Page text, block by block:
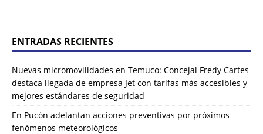
ENTRADAS RECIENTES
Nuevas micromovilidades en Temuco: Concejal Fredy Cartes
destaca llegada de empresa Jet con tarifas más accesibles y
mejores estándares de seguridad
En Pucón adelantan acciones preventivas por próximos
fenómenos meteorológicos